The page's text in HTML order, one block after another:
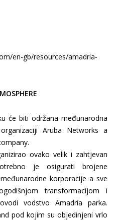
en-gb/resources/amadria-
će biti održana međunarodna
Aruba Networks a
ovako velik i zahtjevan
je osigurati brojene
korporacije a sve
transformacijom i
vodstvo Amadria parka.
pod kojim su objedinjeni vrlo